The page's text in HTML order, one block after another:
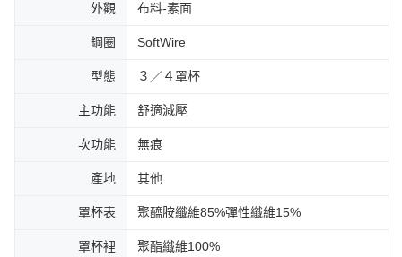
外觀 布料-素面
鋼圈 SoftWire
型態 ３／４罩杯
主功能 舒適減壓
次功能 無痕
產地 其他
罩杯表 聚醯胺纖維85%彈性纖維15%
罩杯裡 聚酯纖維100%